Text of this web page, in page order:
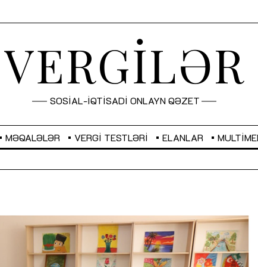
VERGİLƏR
SOSİAL-İQTİSADİ ONLAYN QƏZET
MƏQALƏLƏR VERGI TESTLƏRI ELANLAR
Sahibkarlıq fəaliyyəti üçün inklüziv
imkanlar yaradan vergi təşviqləri
MƏQALƏ
“Düzgün kommunikasiyanın
real iş və sistemli fəaliyyət
MÜSAHİBƏ